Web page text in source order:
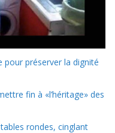
pour préserver la dignité
fin à «l’héritage» des
rondes, cinglant